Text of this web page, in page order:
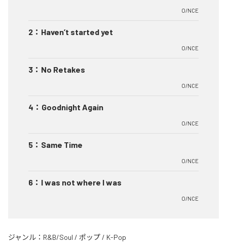
O/NCE
2 ： Haven’t started yet
O/NCE
3 ： No Retakes
O/NCE
4 ： Goodnight Again
O/NCE
5 ： Same Time
O/NCE
6 ： I was not where I was
O/NCE
ジャンル： R&B/Soul / ポップ / K-Pop